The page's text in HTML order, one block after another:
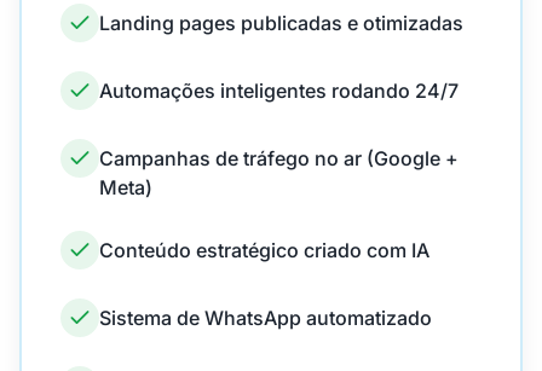
Landing pages publicadas e otimizadas
Automações inteligentes rodando 24/7
Campanhas de tráfego no ar (Google +
Meta)
Conteúdo estratégico criado com IA
Sistema de WhatsApp automatizado